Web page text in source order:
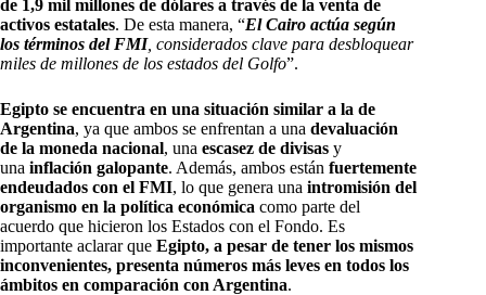
de 1,9 mil millones de dólares a través de la venta de
activos estatales. De esta manera, “El Cairo actúa según
los términos del FMI, considerados clave para desbloquear
miles de millones de los estados del Golfo”.
Egipto se encuentra en una situación similar a la de
Argentina, ya que ambos se enfrentan a una devaluación
de la moneda nacional, una escasez de divisas y
una inflación galopante. Además, ambos están fuertemente
endeudados con el FMI, lo que genera una intromisión del
organismo en la política económica como parte del
acuerdo que hicieron los Estados con el Fondo. Es
importante aclarar que Egipto, a pesar de tener los mismos
inconvenientes, presenta números más leves en todos los
ámbitos en comparación con Argentina.